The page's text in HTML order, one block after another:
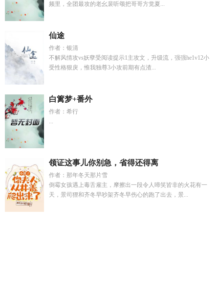
频里，全团最攻的老幺裴听颂把哥哥方觉夏...
仙途
作者：银清
不解风情攻vs妖孽受阅读提示1主攻文，升级流，强强he1v12小
受性格狠戾，惟我独尊3小攻前期有点渣...
白篱梦+番外
作者：希行
...
领证这事儿你别急，省得还得离
作者：那年冬天那片雪
倒霉女孩遇上毒舌雇主，摩擦出一段令人啼笑皆非的火花有一
天，景司狸和齐冬早吵架齐冬早伤心的跑了出去，景...